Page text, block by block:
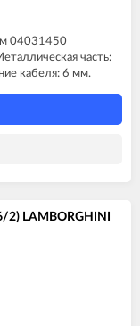
04031450
часть:
кабеля: 6 мм.
2) LAMBORGHINI